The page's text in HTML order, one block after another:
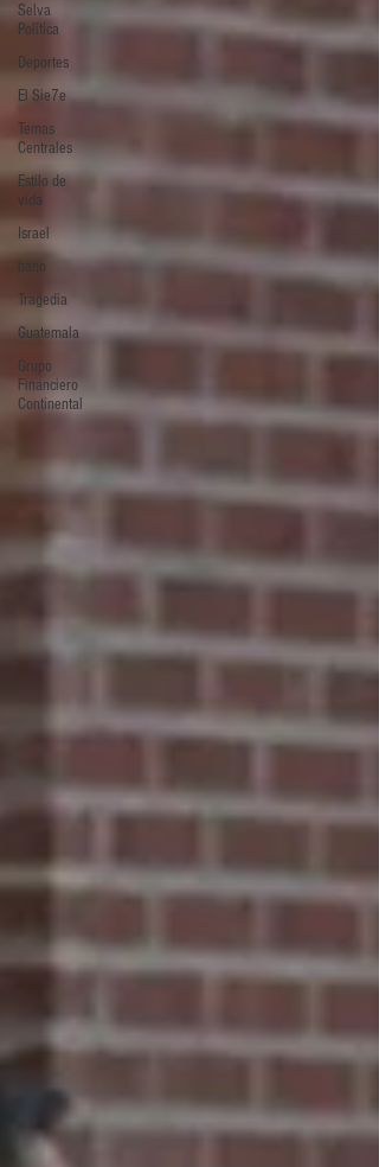
Selva
Política
Deportes
El Sie7e
Temas
Centrales
Estilo de
vida
Israel
bano
Tragedia
Guatemala
Grupo
Financiero
Continental